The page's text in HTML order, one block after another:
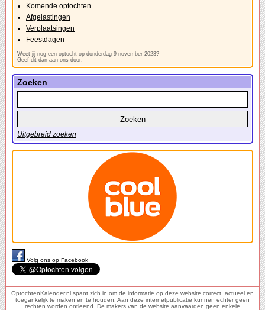
Komende optochten
Afgelastingen
Verplaatsingen
Feestdagen
Weet jij nog een optocht op donderdag 9 november 2023?
Geef dit dan aan ons door.
Zoeken
Uitgebreid zoeken
Volg ons op Facebook
OptochtenKalender.nl spant zich in om de informatie op deze website correct, actueel en
toegankelijk te maken en te houden. Aan deze internetpublicatie kunnen echter geen
rechten worden ontleend. De makers van de website aanvaarden geen enkele